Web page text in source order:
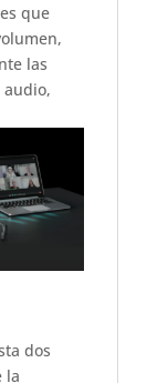
que
las
dos
la